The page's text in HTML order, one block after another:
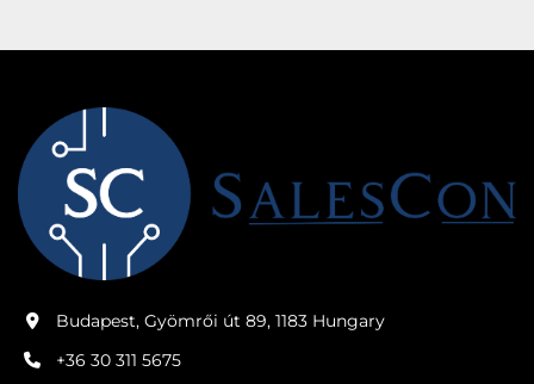
Budapest, Gyömrői út 89, 1183 Hungary
+36 30 311 5675